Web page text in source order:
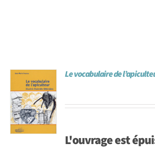
Le vocabulaire de
L'ouvrage est